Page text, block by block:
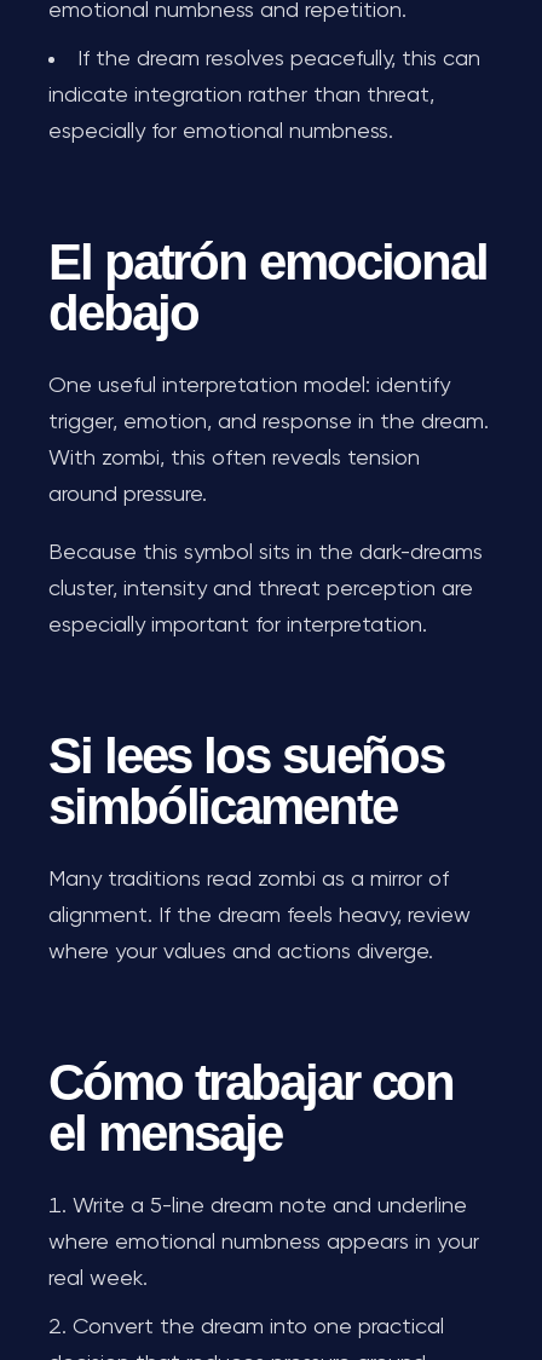
emotional numbness and repetition.
If the dream resolves peacefully, this can
indicate integration rather than threat,
especially for emotional numbness.
El patrón emocional
debajo
One useful interpretation model: identify
trigger, emotion, and response in the dream.
With zombi, this often reveals tension
around pressure.
Because this symbol sits in the dark-dreams
cluster, intensity and threat perception are
especially important for interpretation.
Si lees los sueños
simbólicamente
Many traditions read zombi as a mirror of
alignment. If the dream feels heavy, review
where your values and actions diverge.
Cómo trabajar con
el mensaje
Write a 5-line dream note and underline
where emotional numbness appears in your
real week.
Convert the dream into one practical